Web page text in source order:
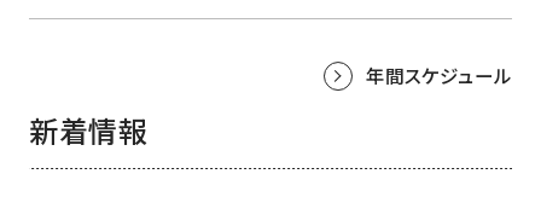
年間スケジュール
新着情報